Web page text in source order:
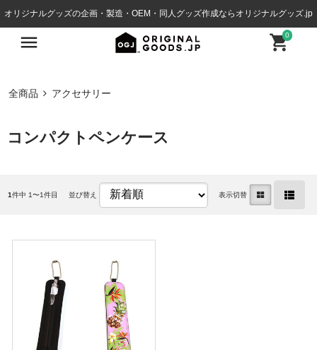
オリジナルグッズの企画・製造・OEM・同人グッズ作成ならオリジナルグッズ.jp
0
全商品 アクセサリー
コンパクトペンケース
1件中 1〜1件目 並び替え 表示切替